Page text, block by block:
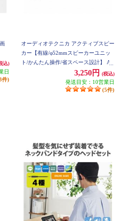
込)
日
件)
オーディオテクニカ アクティブスピー
カー【有線/φ52mmスピーカーユニッ
ト/かんたん操作/省スペース設計】 AT
3,250円 (税込)
発送目安：10営業日
(5件)